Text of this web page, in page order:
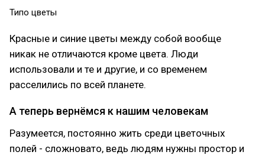
Типо цветы
Красные и синие цветы между собой вообще
никак не отличаются кроме цвета. Люди
использовали и те и другие, и со временем
расселились по всей планете.
А теперь вернёмся к нашим человекам
Разумеется, постоянно жить среди цветочных
полей - сложновато, ведь людям нужны простор и